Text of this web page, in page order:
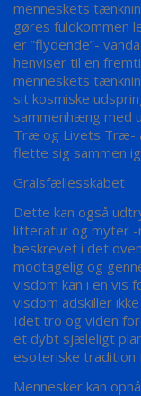
menneskets
gøres fuldkommen
er ”flydende”-
henviser til en
menneskets
sit kosmiske
sammenhæng med
Træ og Livets Træ-
flette sig sammen
Gralsfællesskabet
Dette kan også
litteratur og myter -
beskrevet i det
modtagelig og
visdom kan i en vis
visdom adskiller
Idet tro og viden
et dybt sjæleligt
esoteriske tradition
Mennesker kan